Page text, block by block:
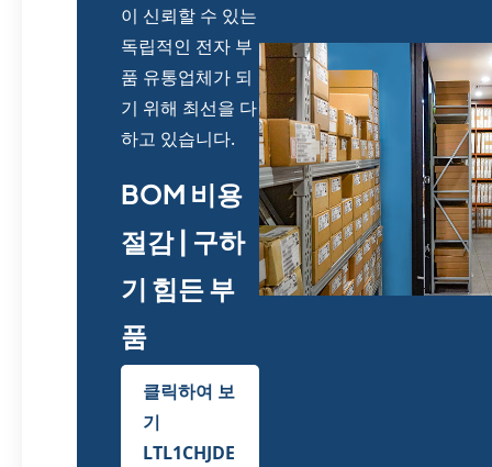
이 신뢰할 수 있는
독립적인 전자 부
품 유통업체가 되
기 위해 최선을 다
하고 있습니다.
BOM 비용
절감 | 구하
기 힘든 부
품
클릭하여 보
기
LTL1CHJDE